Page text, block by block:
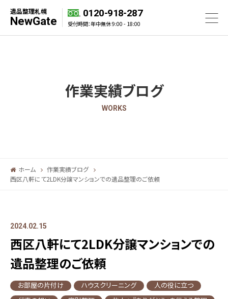
遺品整理札幌
NewGate
0120-918-287
受付時間：年中無休 9:00 - 18:00
作業実績ブログ
WORKS
ホーム
作業実績ブログ
西区八軒にて2LDK分譲マンションでの遺品整理のご依頼
2024.02.15
西区八軒にて2LDK分譲マンションでの
遺品整理のご依頼
お部屋の片付け ハウスクリーニング
人の役に立つ